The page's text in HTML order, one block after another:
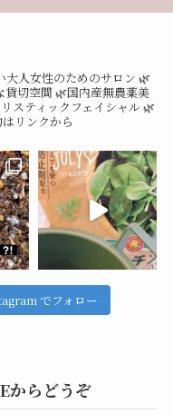
大人女性のためのサロン 🌿
貸切空間 🌿国内産無農薬美
スティックフェイシャル 🌿
リンクから
でフォロー
からどうぞ